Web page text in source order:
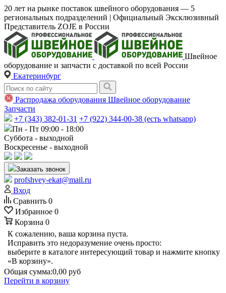
20 лет на рынке поставок швейного оборудования — 5
региональных подразделений | Официальный Эксклюзивный
Представитель ZOJE в России
Швейное
оборудование и запчасти с доставкой по всей России
Екатеринбург
Распродажа оборудования Швейное оборудование
Запчасти
+7 (343) 382-01-31 +7 (922) 344-00-38 (есть whatsapp)
Пн - Пт 09:00 - 18:00
Суббота - выходной
Воскресенье - выходной
Заказать звонок
profshvey-ekat@mail.ru
Вход
Сравнить 0
Избранное 0
Корзина 0
К сожалению, ваша корзина пуста.
Исправить это недоразумение очень просто:
выберите в каталоге интересующий товар и нажмите кнопку
«В корзину».
Общая сумма:0,00 руб
Перейти в корзину